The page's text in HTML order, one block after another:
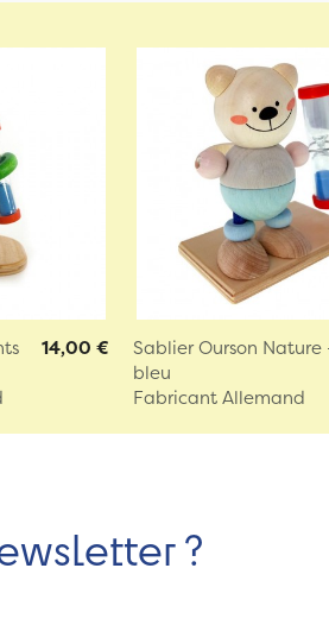
14,00 €
Sablier Ourson Nature
bleu
Fabricant Allemand
?